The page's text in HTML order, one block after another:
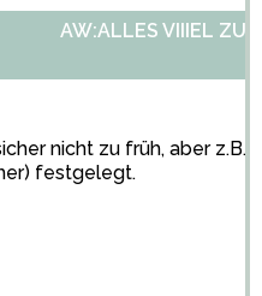
AW:ALLES VIIIEL ZU
nicht zu früh, aber
festgelegt.